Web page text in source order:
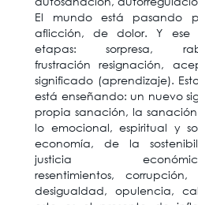
El mundo está pasando
aflicción, de dolor. Y ese
etapas: sorpresa,
frustración resignación,
significado (aprendizaje).
está enseñando: un nuevo
propia sanación, la
lo emocional, espiritual y
economía, de la
justicia
resentimientos, corrupción,
desigualdad, opulencia,